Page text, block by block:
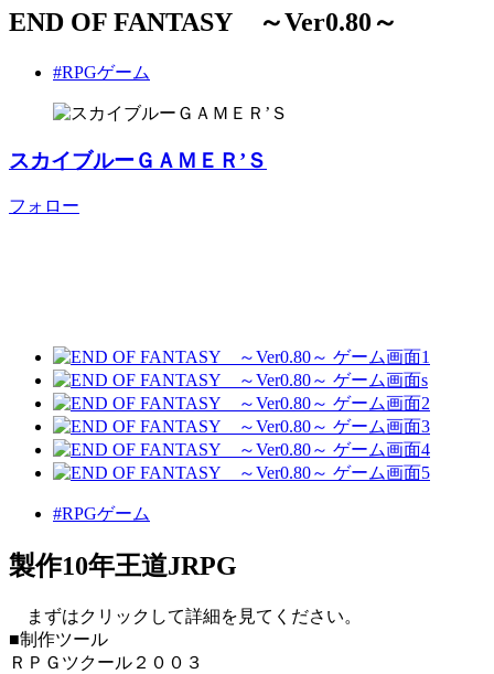
END OF FANTASY ～Ver0.80～
#RPGゲーム
スカイブルーＧＡＭＥＲ’Ｓ
フォロー
#RPGゲーム
製作10年王道JRPG
まずはクリックして詳細を見てください。
■制作ツール
ＲＰＧツクール２００３